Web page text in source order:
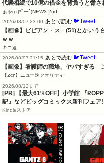
代襲相続で10億の借金を背負うと脅さ
ぁゃιぃ(*ﾟーﾟ)NEWS 2nd
2026/08/07 23:00
あとで読む 🐦Tweet
【画像】ビビアン・スー(51)とかい
ｗｗ
キニ速
2026/08/07 21:15
あとで読む 🐦Tweet
【画像】看護師の職場、ヤバすぎる
【2ch】ニュー速クオリティ
2026/08/12まで
[PR] 【最大61%OFF】小学館 『
記』などビッグコミックス新刊フェア!
Kindleストア